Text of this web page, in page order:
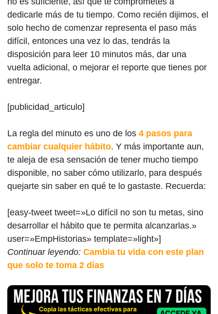
dedicarle más de tu tiempo. Como recién dijimos, el
solo hecho de comenzar representa el paso más
difícil, entonces una vez lo das, tendrás la
disposición para leer 10 minutos más, dar una
vuelta adicional, o mejorar el reporte que tienes por
entregar.
[publicidad_articulo]
La regla del minuto es uno de los 4 pasos para
cambiar cualquier hábito. Y más importante aun,
te aleja de esa sensación de tener mucho tiempo
disponible, no saber cómo utilizarlo, para después
quejarte sin saber en qué te lo gastaste. Recuerda:
[easy-tweet tweet=»Lo difícil no son tu metas, sino
desarrollar el hábito que te permita alcanzarlas.»
user=»EmpHistorias» template=»light»]
Continuar leyendo: Cambia tu vida con este plan
que solo te toma 2 días